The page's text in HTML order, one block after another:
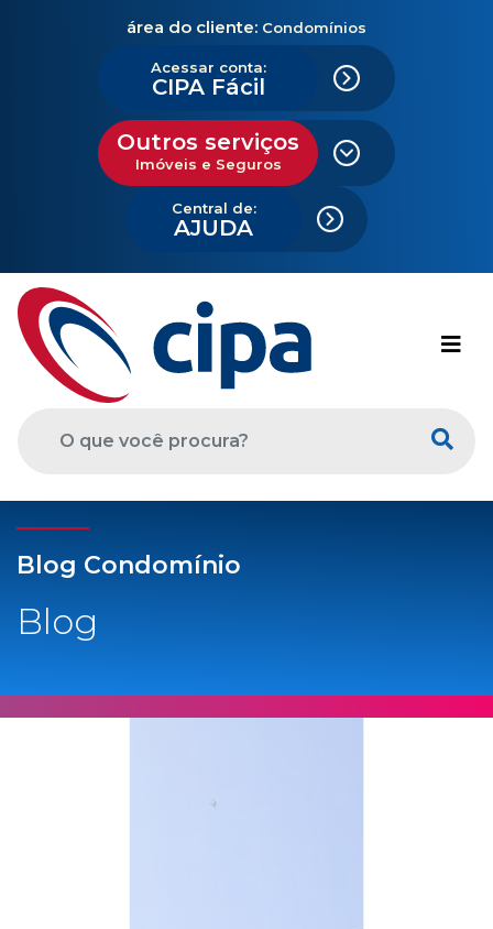
área do cliente: Condomínios
Acessar conta:
CIPA Fácil
Outros serviços
Imóveis e Seguros
Central de:
AJUDA
Blog Condomínio
Blog